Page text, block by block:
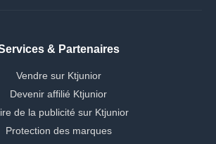
& Partenaires
Vendre sur Ktjunior
Devenir affilié Ktjunior
de la publicité sur Ktjunior
Protection des marques